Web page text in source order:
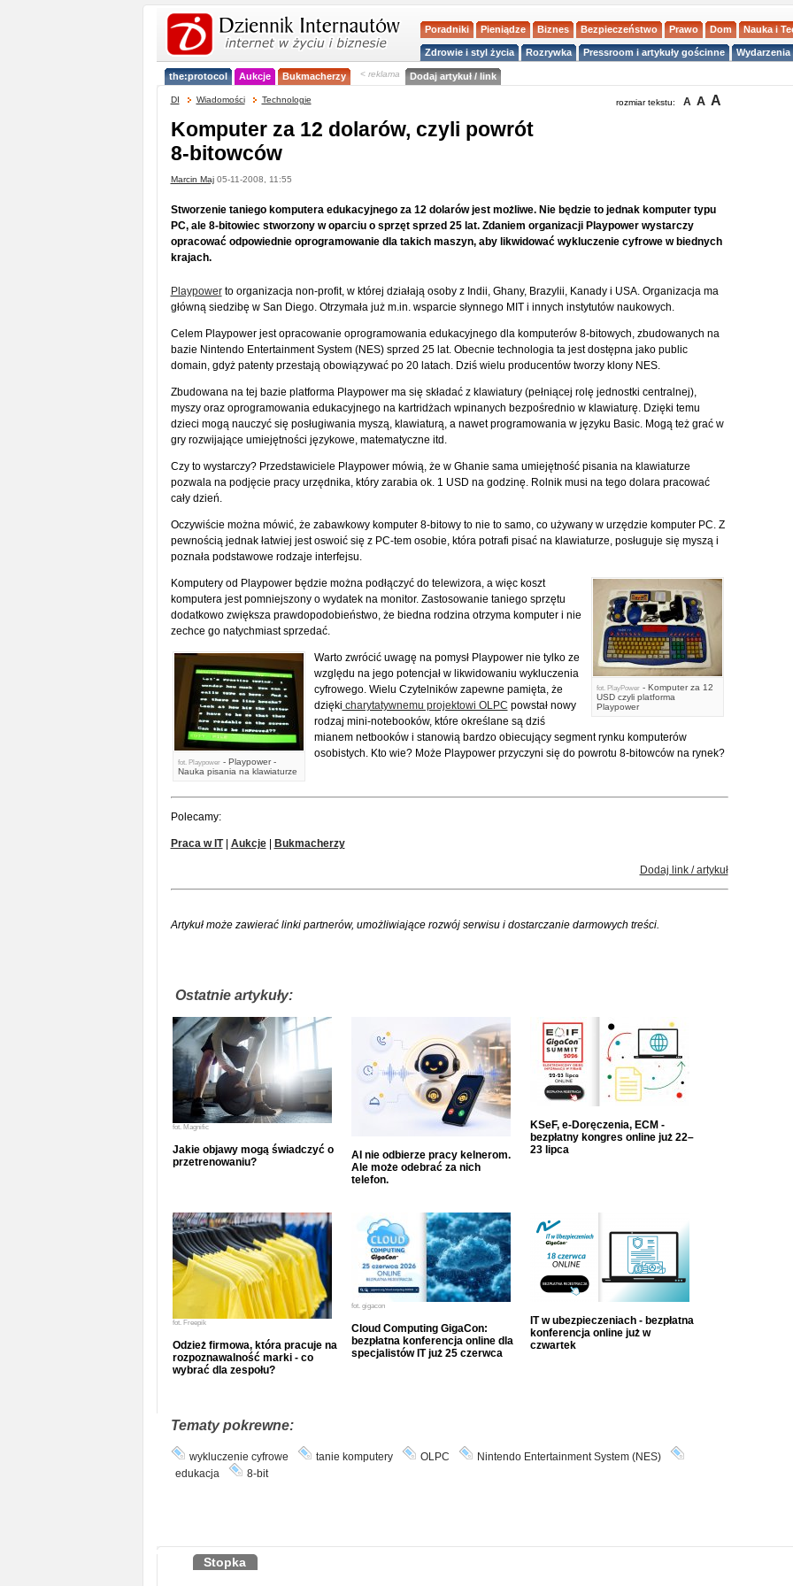
Poradniki Pieniądze Biznes Bezpieczeństwo Prawo Dom Nauka i
Zdrowie i styl życia Rozrywka Pressroom i artykuły gościnne
the:protocol Aukcje Bukmacherzy < reklama Dodaj artykuł / link
DI Wiadomości Technologie rozmiar tekstu: A A A
Komputer za 12 dolarów, czyli powrót
8-bitowców
Marcin Maj05-11-2008, 11:55
Stworzenie taniego komputera edukacyjnego za 12 dolarów jest możliwe. Nie będzie to jednak komputer typu
PC, ale 8-bitowiec stworzony w oparciu o sprzęt sprzed 25 lat. Zdaniem organizacji Playpower wystarczy
opracować odpowiednie oprogramowanie dla takich maszyn, aby likwidować wykluczenie cyfrowe w biednych
krajach.
Playpowerto organizacja non-profit, w której działają osoby z Indii, Ghany, Brazylii, Kanady i USA. Organizacja ma
główną siedzibę w San Diego. Otrzymała już m.in. wsparcie słynnego MIT i innych instytutów naukowych.
Celem Playpower jest opracowanie oprogramowania edukacyjnego dla komputerów 8-bitowych, zbudowanych na
bazie Nintendo Entertainment System (NES) sprzed 25 lat. Obecnie technologia ta jest dostępna jako public
domain, gdyż patenty przestają obowiązywać po 20 latach. Dziś wielu producentów tworzy klony NES.
Zbudowana na tej bazie platforma Playpower ma się składać z klawiatury (pełniącej rolę jednostki centralnej),
myszy oraz oprogramowania edukacyjnego na kartridżach wpinanych bezpośrednio w klawiaturę. Dzięki temu
dzieci mogą nauczyć się posługiwania myszą, klawiaturą, a nawet programowania w języku Basic. Mogą też grać w
gry rozwijające umiejętności językowe, matematyczne itd.
Czy to wystarczy? Przedstawiciele Playpower mówią, że w Ghanie sama umiejętność pisania na klawiaturze
pozwala na podjęcie pracy urzędnika, który zarabia ok. 1 USD na godzinę. Rolnik musi na tego dolara pracować
cały dzień.
Oczywiście można mówić, że zabawkowy komputer 8-bitowy to nie to samo, co używany w urzędzie komputer PC. Z
pewnością jednak łatwiej jest oswoić się z PC-tem osobie, która potrafi pisać na klawiaturze, posługuje się myszą i
poznała podstawowe rodzaje interfejsu.
fot. PlayPower- Komputer za 12
USD czyli platforma
Playpower
Komputery od Playpower będzie można podłączyć do telewizora, a więc koszt
komputera jest pomniejszony o wydatek na monitor. Zastosowanie taniego sprzętu
dodatkowo zwiększa prawdopodobieństwo, że biedna rodzina otrzyma komputer i nie
zechce go natychmiast sprzedać.
fot. Playpower- Playpower -
Nauka pisania na klawiaturze
Warto zwrócić uwagę na pomysł Playpower nie tylko ze
względu na jego potencjał w likwidowaniu wykluczenia
cyfrowego. Wielu Czytelników zapewne pamięta, że
dzięki charytatywnemu projektowi OLPC powstał nowy
rodzaj mini-notebooków, które określane są dziś
mianem netbooków i stanowią bardzo obiecujący segment rynku komputerów
osobistych. Kto wie? Może Playpower przyczyni się do powrotu 8-bitowców na rynek?
Polecamy:
Praca w IT| Aukcje| Bukmacherzy
Dodaj link / artykuł
Artykuł może zawierać linki partnerów, umożliwiające rozwój serwisu i dostarczanie darmowych treści.
Ostatnie artykuły:
fot. Magnific
Jakie objawy mogą świadczyć o
przetrenowaniu?
AI nie odbierze pracy kelnerom.
Ale może odebrać za nich
telefon.
KSeF, e-Doręczenia, ECM -
bezpłatny kongres online już 22–
23 lipca
fot. Freepik
Odzież firmowa, która pracuje na
rozpoznawalność marki - co
wybrać dla zespołu?
fot. gigacon
Cloud Computing GigaCon:
bezpłatna konferencja online dla
specjalistów IT już 25 czerwca
IT w ubezpieczeniach - bezpłatna
konferencja online już w
czwartek
Tematy pokrewne:
wykluczenie cyfrowe tanie komputery OLPC
Nintendo Entertainment System (NES)
edukacja
8-bit
Stopka